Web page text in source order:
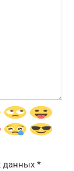
данных *